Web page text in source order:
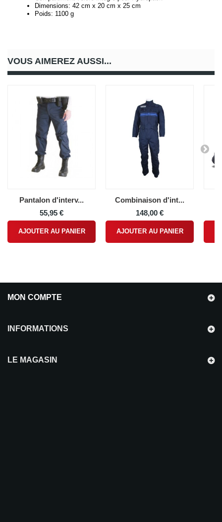
Dimensions: 42 cm x 20 cm x 25 cm
Poids: 1100 g
VOUS AIMEREZ AUSSI...
Pantalon d'interv...
55,95 €
AJOUTER AU PANIER
Combinaison d'int...
148,00 €
AJOUTER AU PANIER
MON COMPTE
INFORMATIONS
LE MAGASIN